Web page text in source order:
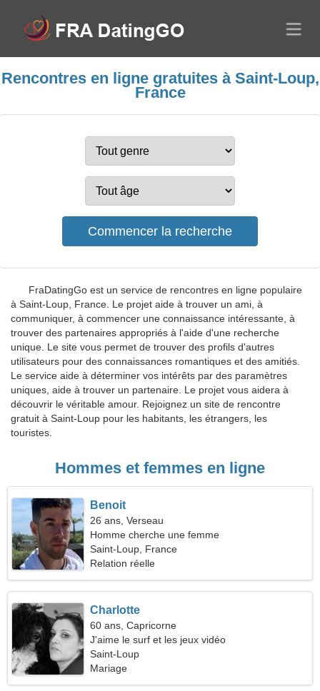
Rencontres en ligne gratuites à Saint-Loup,
France
FraDatingGo est un service de rencontres en ligne populaire
à Saint-Loup, France. Le projet aide à trouver un ami, à
communiquer, à commencer une connaissance intéressante, à
trouver des partenaires appropriés à l'aide d'une recherche
unique. Le site vous permet de trouver des profils d'autres
utilisateurs pour des connaissances romantiques et des amitiés.
Le service aide à déterminer vos intérêts par des paramètres
uniques, aide à trouver un partenaire. Le projet vous aidera à
découvrir le véritable amour. Rejoignez un site de rencontre
gratuit à Saint-Loup pour les habitants, les étrangers, les
touristes.
Hommes et femmes en ligne
Benoit
26 ans, Verseau
Homme cherche une femme
Saint-Loup, France
Relation réelle
Charlotte
60 ans, Capricorne
J'aime le surf et les jeux vidéo
Saint-Loup
Mariage